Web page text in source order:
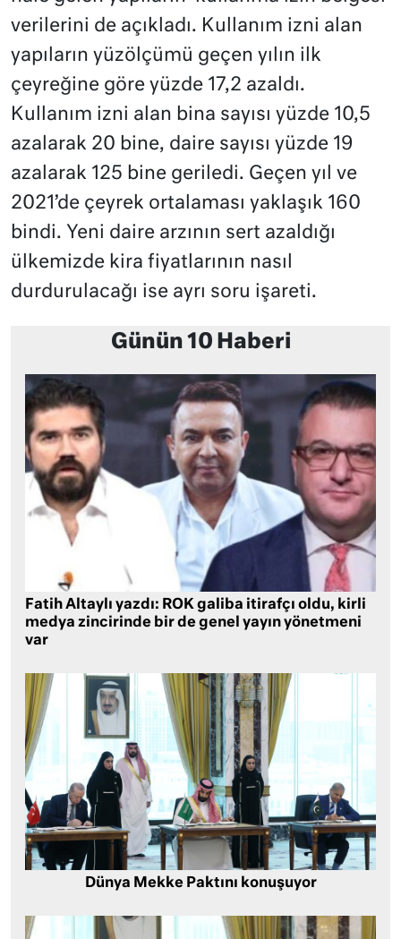
verilerini de açıkladı. Kullanım izni alan
yapıların yüzölçümü geçen yılın ilk
çeyreğine göre yüzde 17,2 azaldı.
Kullanım izni alan bina sayısı yüzde 10,5
azalarak 20 bine, daire sayısı yüzde 19
azalarak 125 bine geriledi. Geçen yıl ve
2021’de çeyrek ortalaması yaklaşık 160
bindi. Yeni daire arzının sert azaldığı
ülkemizde kira fiyatlarının nasıl
durdurulacağı ise ayrı soru işareti.
Günün 10 Haberi
Fatih Altaylı yazdı: ROK galiba itirafçı oldu, kirli
medya zincirinde bir de genel yayın yönetmeni
var
Dünya Mekke Paktını konuşuyor